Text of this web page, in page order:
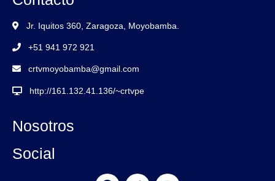
Jr. Iquitos 360, Zaragoza, Moyobamba.
+51 941 972 921
crtvmoyobamba@gmail.com
http://161.132.41.136/~crtvpe
Nosotros
Social